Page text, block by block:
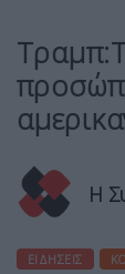
Η
ΕΙΔΉΣΕΙΣ